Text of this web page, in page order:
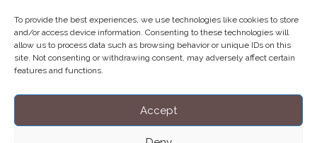
To provide the best experiences, we use technologies like cookies to store
and/or access device information. Consenting to these technologies will
allow us to process data such as browsing behavior or unique IDs on this
site. Not consenting or withdrawing consent, may adversely affect certain
features and functions.
Accept
Home
Datenschutzerklärung
Impressum
Cookie Policy (EU)